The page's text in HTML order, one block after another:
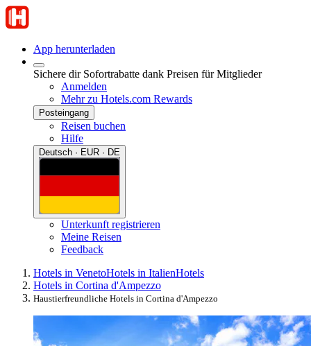
App herunterladen
Sichere dir Sofortrabatte dank Preisen für Mitglieder
Anmelden
Mehr zu Hotels.com Rewards
Posteingang
Reisen buchen
Hilfe
Deutsch · EUR · DE
Unterkunft registrieren
Meine Reisen
Feedback
Hotels in VenetoHotels in ItalienHotels
Hotels in Cortina d'Ampezzo
Haustierfreundliche Hotels in Cortina d'Ampezzo